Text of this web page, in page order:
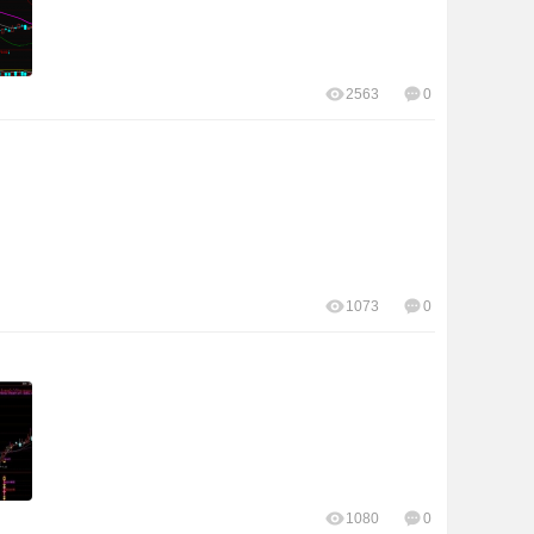
0
2563
0
1073
0
1080